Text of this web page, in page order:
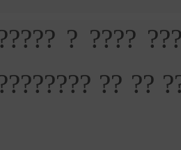
5) ??????? ?
?????????